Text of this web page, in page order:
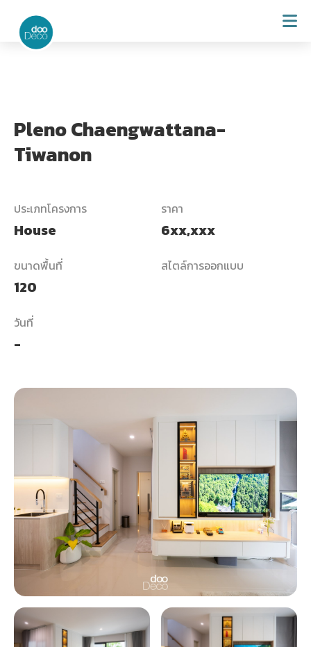
Pleno Chaengwattana-
Tiwanon
ประเภทโครงการ
House
ราคา
6xx,xxx
ขนาดพื้นที่
120
สไตล์การออกแบบ
วันที่
-